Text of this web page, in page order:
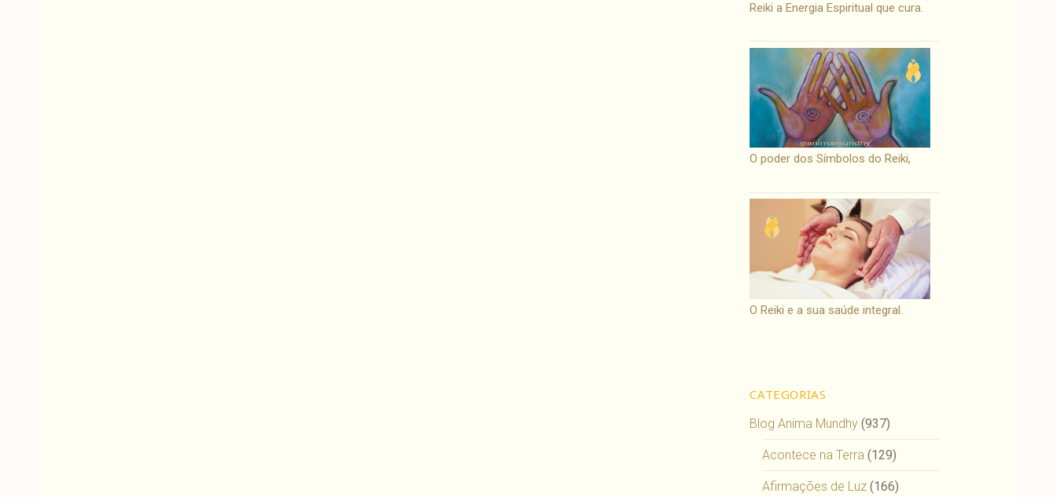
Reiki a Energia Espiritual que cura.
O poder dos Símbolos do Reiki,
O Reiki e a sua saúde integral.
CATEGORIAS
Blog Anima Mundhy (937)
Acontece na Terra (129)
Afirmações de Luz (166)